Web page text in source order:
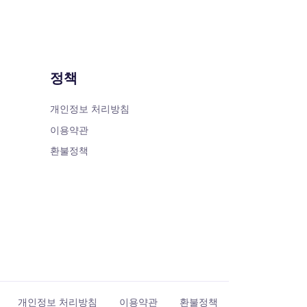
정책
개인정보 처리방침
이용약관
환불정책
개인정보 처리방침 이용약관 환불정책